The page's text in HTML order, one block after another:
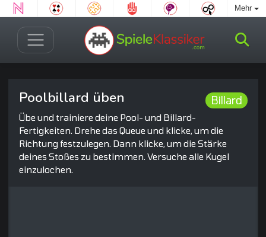
Mehr
Billard
Poolbillard üben
Übe und trainiere deine Pool- und Billard-
Fertigkeiten. Drehe das Queue und klicke, um die
Richtung festzulegen. Dann klicke, um die Stärke
deines Stoßes zu bestimmen. Versuche alle Kugel
einzulochen.